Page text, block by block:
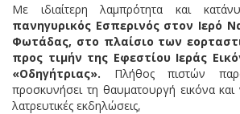
Με ιδιαίτερη λαμπρότητα και
πανηγυρικός Εσπερινός στον Ιερό
Φωτάδας, στο πλαίσιο των
προς τιμήν της Εφεστίου Ιεράς
«Οδηγήτριας». Πλήθος πιστών
προσκυνήσει τη θαυματουργή εικόνα και
λατρευτικές εκδηλώσεις,